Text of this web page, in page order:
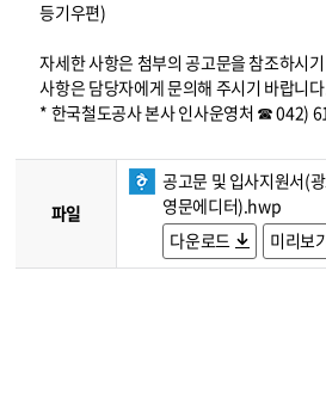
등기우편)
자세한 사항은 첨부의 공고문을 참조하시
사항은 담당자에게 문의해 주시기 바랍니
* 한국철도공사 본사 인사운영처 ☎ 042)
파일
공고문 및 입사지원서(
영문에디터).hwp
다운로드
미리보